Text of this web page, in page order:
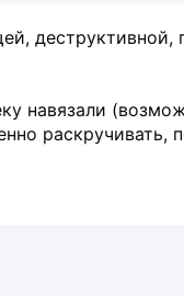
навязали
раскручивать,